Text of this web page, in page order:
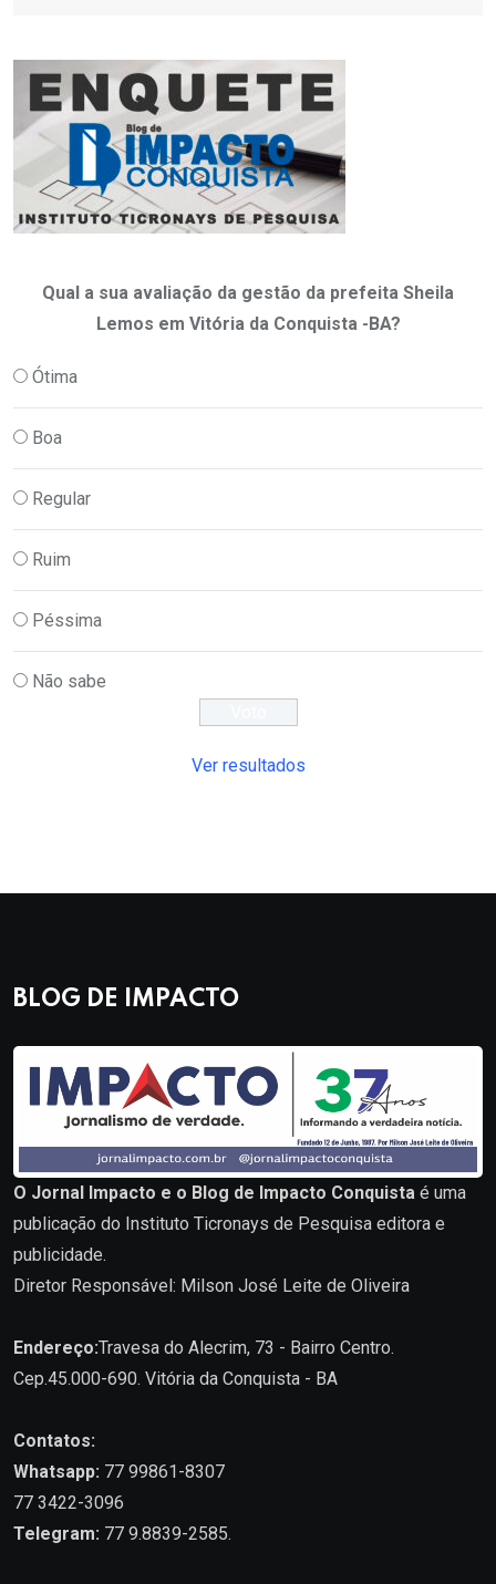
Qual a sua avaliação da gestão da prefeita Sheila
Lemos em Vitória da Conquista -BA?
Ótima
Boa
Regular
Ruim
Péssima
Não sabe
Ver resultados
BLOG DE IMPACTO
O Jornal Impacto e o Blog de Impacto Conquista é uma
publicação do Instituto Ticronays de Pesquisa editora e
publicidade.
Diretor Responsável: Milson José Leite de Oliveira
Endereço:Travesa do Alecrim, 73 - Bairro Centro.
Cep.45.000-690. Vitória da Conquista - BA
Contatos:
Whatsapp: 77 99861-8307
77 3422-3096
Telegram: 77 9.8839-2585.